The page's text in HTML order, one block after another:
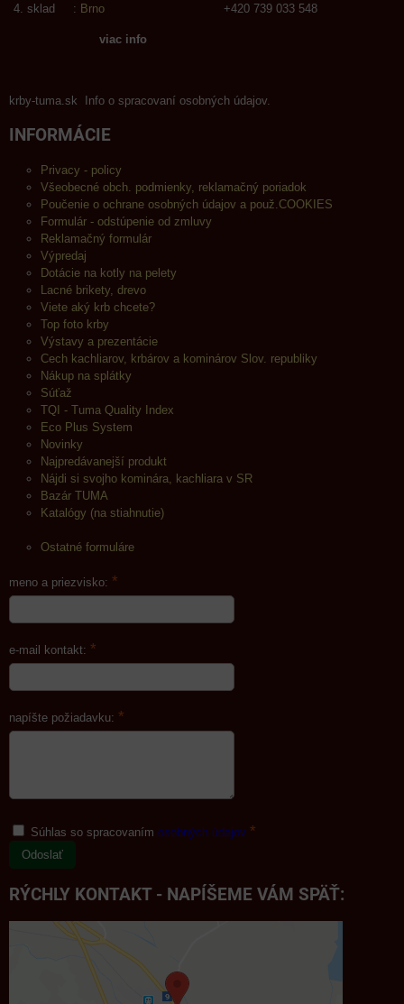
sklad : Brno +420 739 033 548
viac info
krby-tuma.sk Info o spracovaní osobných údajov.
INFORMÁCIE
Privacy - policy
Všeobecné obch. podmienky, reklamačný poriadok
Poučenie o ochrane osobných údajov a použ.COOKIES
Formulár - odstúpenie od zmluvy
Reklamačný formulár
Výpredaj
Dotácie na kotly na pelety
Lacné brikety, drevo
Viete aký krb chcete?
Top foto krby
Výstavy a prezentácie
Cech kachliarov, krbárov a kominárov Slov. republiky
Nákup na splátky
Súťaž
TQI - Tuma Quality Index
Eco Plus System
Novinky
Najpredávanejší produkt
Nájdi si svojho kominára, kachliara v SR
Bazár TUMA
Katalógy (na stiahnutie)
Ostatné formuláre
meno a priezvisko: *
e-mail kontakt: *
napíšte požiadavku: *
Súhlas so spracovaním osobných údajov *
Odoslať
RÝCHLY KONTAKT - NAPÍŠEME VÁM SPÄŤ: